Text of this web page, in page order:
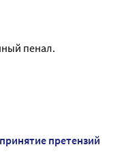
кожу головы;
пенал.
претензий